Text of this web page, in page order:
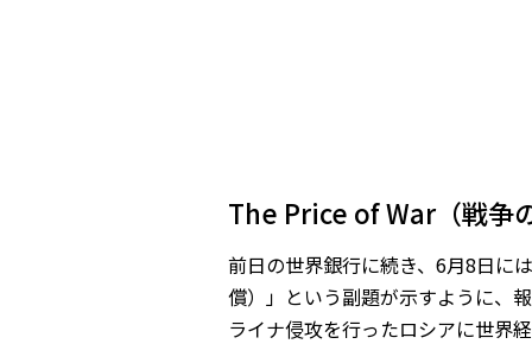
The Price of War（戦争
前日の世界銀行に続き、6月8日に
償）」という副題が示すように、
ライナ侵攻を行ったロシアに世界